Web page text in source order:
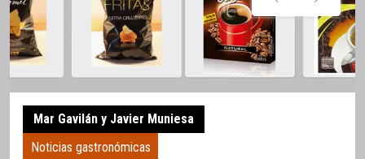
Mar Gavilán y Javier Muniesa
Noticias gastronómicas